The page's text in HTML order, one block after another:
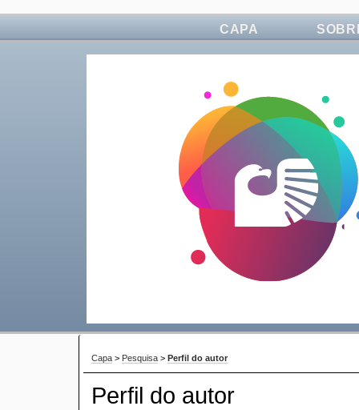
CAPA
Capa > Pesquisa > Perfil do autor
Perfil do autor